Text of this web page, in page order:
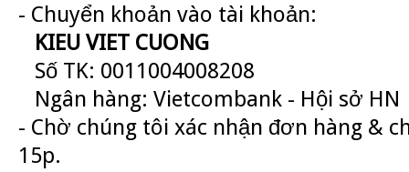
- Chuyển khoản vào tài khoản:
KIEU VIET CUONG
Số TK: 0011004008208
Ngân hàng: Vietcombank - Hội sở HN
- Chờ chúng tôi xác nhận đơn hàng &
15p.